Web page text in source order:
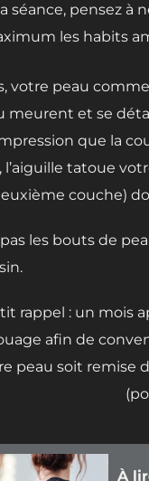
séance, pensez à
les habits
votre peau
meurent et se
que la
l’aiguille tatoue
couche)
les bouts de
rappel : un mois
afin de
peau soit remise
À